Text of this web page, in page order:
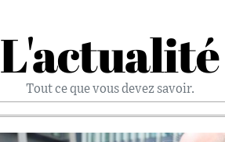
L'actualité
Tout ce que vous devez savoir.